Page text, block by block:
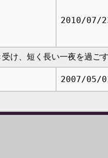
2010/07/
け、短く長い一夜を過ご
2007/05/